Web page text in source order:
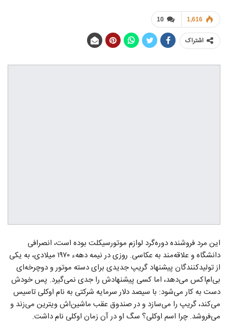
10 1,616
اشتراک
این مرد فروشنده دوره‌گرد لوازم موتورسیکلت بوده است، انصرافی
دانشگاه و علاقه‌مند به عکاسی. روزی در نیمه دههء ۱۹۷۰ میلادی، به یکی
از تولیدکنندگان پیشنهاد گریپ جدیدی برای دسته موتور و دوچرخه‌ای
بی‌ام‌اکس می‌دهد، اما کسی پیشنهادش را جدی نمی‌گیرد. پس خودش
دست به کار می‌شود: با سیصد دلار سرمایه شرکتی به نام اوکلی تاسیس
می‌کند، گریپ را می‌سازد و در صندوق عقب ماشین‌اش ویترین می‌زند و
می‌فروشد. چرا اسم اوکلی؟ سگ او در آن زمان اوکلی نام داشت.